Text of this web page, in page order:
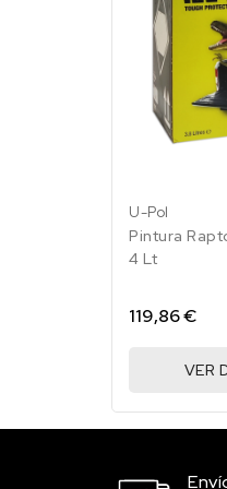
U-Pol
Pintura
4 Lt
119,86 €
VER